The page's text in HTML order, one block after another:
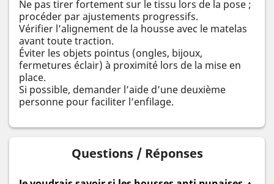
Ne pas tirer fortement sur le tissu lors de la pose ;
procéder par ajustements progressifs.
Vérifier l’alignement de la housse avec le matelas
avant toute traction.
Éviter les objets pointus (ongles, bijoux,
fermetures éclair) à proximité lors de la mise en
place.
Si possible, demander l’aide d’une deuxième
personne pour faciliter l’enfilage.
Questions / Réponses